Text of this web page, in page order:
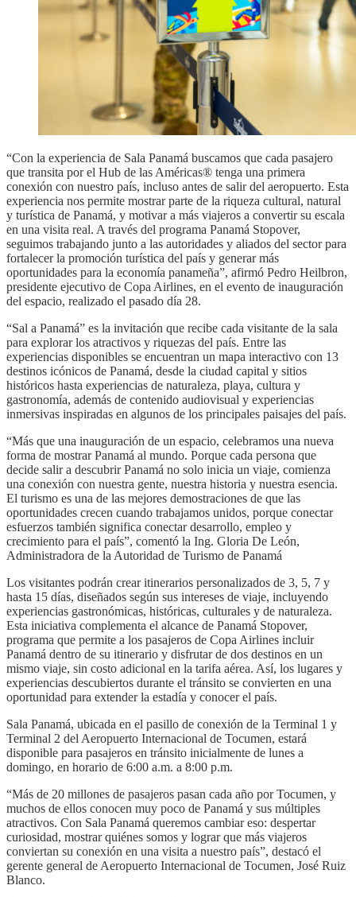
“Con la experiencia de Sala Panamá buscamos que cada pasajero
que transita por el Hub de las Américas® tenga una primera
conexión con nuestro país, incluso antes de salir del aeropuerto. Esta
experiencia nos permite mostrar parte de la riqueza cultural, natural
y turística de Panamá, y motivar a más viajeros a convertir su escala
en una visita real. A través del programa Panamá Stopover,
seguimos trabajando junto a las autoridades y aliados del sector para
fortalecer la promoción turística del país y generar más
oportunidades para la economía panameña”, afirmó Pedro Heilbron,
presidente ejecutivo de Copa Airlines, en el evento de inauguración
del espacio, realizado el pasado día 28.
“Sal a Panamá” es la invitación que recibe cada visitante de la sala
para explorar los atractivos y riquezas del país. Entre las
experiencias disponibles se encuentran un mapa interactivo con 13
destinos icónicos de Panamá, desde la ciudad capital y sitios
históricos hasta experiencias de naturaleza, playa, cultura y
gastronomía, además de contenido audiovisual y experiencias
inmersivas inspiradas en algunos de los principales paisajes del país.
“Más que una inauguración de un espacio, celebramos una nueva
forma de mostrar Panamá al mundo. Porque cada persona que
decide salir a descubrir Panamá no solo inicia un viaje, comienza
una conexión con nuestra gente, nuestra historia y nuestra esencia.
El turismo es una de las mejores demostraciones de que las
oportunidades crecen cuando trabajamos unidos, porque conectar
esfuerzos también significa conectar desarrollo, empleo y
crecimiento para el país”, comentó la Ing. Gloria De León,
Administradora de la Autoridad de Turismo de Panamá
Los visitantes podrán crear itinerarios personalizados de 3, 5, 7 y
hasta 15 días, diseñados según sus intereses de viaje, incluyendo
experiencias gastronómicas, históricas, culturales y de naturaleza.
Esta iniciativa complementa el alcance de Panamá Stopover,
programa que permite a los pasajeros de Copa Airlines incluir
Panamá dentro de su itinerario y disfrutar de dos destinos en un
mismo viaje, sin costo adicional en la tarifa aérea. Así, los lugares y
experiencias descubiertos durante el tránsito se convierten en una
oportunidad para extender la estadía y conocer el país.
Sala Panamá, ubicada en el pasillo de conexión de la Terminal 1 y
Terminal 2 del Aeropuerto Internacional de Tocumen, estará
disponible para pasajeros en tránsito inicialmente de lunes a
domingo, en horario de 6:00 a.m. a 8:00 p.m.
“Más de 20 millones de pasajeros pasan cada año por Tocumen, y
muchos de ellos conocen muy poco de Panamá y sus múltiples
atractivos. Con Sala Panamá queremos cambiar eso: despertar
curiosidad, mostrar quiénes somos y lograr que más viajeros
conviertan su conexión en una visita a nuestro país”, destacó el
gerente general de Aeropuerto Internacional de Tocumen, José Ruiz
Blanco.